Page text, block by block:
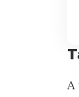
A